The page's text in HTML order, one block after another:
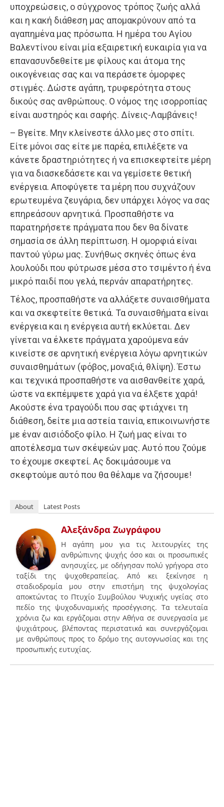
υποχρεώσεις, ο σύγχρονος τρόπος ζωής αλλά
και η κακή διάθεση μας απομακρύνουν από τα
αγαπημένα μας πρόσωπα. Η ημέρα του Αγίου
Βαλεντίνου είναι μία εξαιρετική ευκαιρία για να
επανασυνδεθείτε με φίλους και άτομα της
οικογένειας σας και να περάσετε όμορφες
στιγμές. Δώστε αγάπη, τρυφερότητα στους
δικούς σας ανθρώπους. Ο νόμος της ισορροπίας
είναι αυστηρός και σαφής. Δίνεις-Λαμβάνεις!
– Βγείτε. Μην κλείνεστε άλλο μες στο σπίτι.
Είτε μόνοι σας είτε με παρέα, επιλέξετε να
κάνετε δραστηριότητες ή να επισκεφτείτε μέρη
για να διασκεδάσετε και να γεμίσετε θετική
ενέργεια. Αποφύγετε τα μέρη που συχνάζουν
ερωτευμένα ζευγάρια, δεν υπάρχει λόγος να σας
επηρεάσουν αρνητικά. Προσπαθήστε να
παρατηρήσετε πράγματα που δεν θα δίνατε
σημασία σε άλλη περίπτωση. Η ομορφιά είναι
παντού γύρω μας. Συνήθως σκηνές όπως ένα
λουλούδι που φύτρωσε μέσα στο τσιμέντο ή ένα
μικρό παιδί που γελά, περνάν απαρατήρητες.
Τέλος, προσπαθήστε να αλλάξετε συναισθήματα
και να σκεφτείτε θετικά. Τα συναισθήματα είναι
ενέργεια και η ενέργεια αυτή εκλύεται. Δεν
γίνεται να έλκετε πράγματα χαρούμενα εάν
κινείστε σε αρνητική ενέργεια λόγω αρνητικών
συναισθημάτων (φόβος, μοναξιά, θλίψη). Έστω
και τεχνικά προσπαθήστε να αισθανθείτε χαρά,
ώστε να εκπέμψετε χαρά για να έλξετε χαρά!
Ακούστε ένα τραγούδι που σας φτιάχνει τη
διάθεση, δείτε μια αστεία ταινία, επικοινωνήστε
με έναν αισιόδοξο φίλο. Η ζωή μας είναι το
αποτέλεσμα των σκέψεών μας. Αυτό που ζούμε
το έχουμε σκεφτεί. Ας δοκιμάσουμε να
σκεφτούμε αυτό που θα θέλαμε να ζήσουμε!
About Latest Posts
Αλεξάνδρα Ζωγράφου
H αγάπη μου για τις λειτουργίες της
ανθρώπινης ψυχής όσο και οι προσωπικές
ανησυχίες, με οδήγησαν πολύ γρήγορα στο
ταξίδι της ψυχοθεραπείας. Από κει ξεκίνησε η
σταδιοδρομία μου στην επιστήμη της ψυχολογίας
αποκτώντας το Πτυχίο Συμβούλου Ψυχικής υγείας στο
πεδίο της ψυχοδυναμικής προσέγγισης. Τα τελευταία
χρόνια ζω και εργάζομαι στην Αθήνα σε συνεργασία με
ψυχιάτρους, βλέποντας περιστατικά και συνεργάζομαι
με ανθρώπους προς το δρόμο της αυτογνωσίας και της
προσωπικής ευτυχίας.